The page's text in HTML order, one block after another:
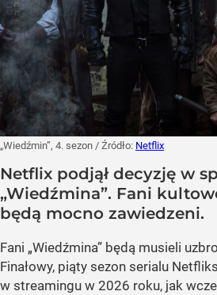
„Wiedźmin”, 4. sezon / Źródło: Netflix
Netflix podjął decyzję w
„Wiedźmina”. Fani
będą mocno zawiedzeni.
Fani „Wiedźmina” będą musieli
Finałowy, piąty sezon serialu
w streamingu w 2026 roku, jak